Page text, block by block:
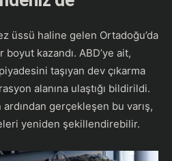
üssü haline gelen Ortadoğu’da
kazandı. ABD’ye ait,
taşıyan dev çıkarma
alanına ulaştığı bildirildi.
gerçekleşen bu varış,
yeniden şekillendirebilir.